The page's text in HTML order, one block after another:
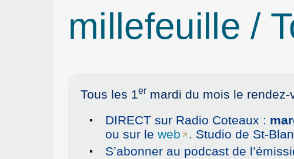
millefeuille /
Tous les 1ermardi du mois le rendez-
DIRECT sur Radio Coteaux :
ou sur le web
. Studio de St-
S’abonner au podcast de